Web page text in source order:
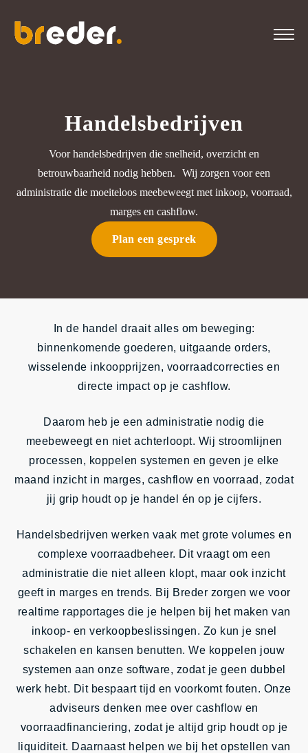
Oplossingen
Branches
Contact
Handelsbedrijven
Voor handelsbedrijven die snelheid, overzicht en
betrouwbaarheid nodig hebben. Wij zorgen voor een
administratie die moeiteloos meebeweegt met inkoop, voorraad,
marges en cashflow.
Plan een gesprek
In de handel draait alles om beweging:
binnenkomende goederen, uitgaande orders,
wisselende inkoopprijzen, voorraadcorrecties en
directe impact op je cashflow.
Daarom heb je een administratie nodig die
meebeweegt en niet achterloopt. Wij stroomlijnen
processen, koppelen systemen en geven je elke
maand inzicht in marges, cashflow en voorraad, zodat
jij grip houdt op je handel én op je cijfers.
Handelsbedrijven werken vaak met grote volumes en
complexe voorraadbeheer. Dit vraagt om een
administratie die niet alleen klopt, maar ook inzicht
geeft in marges en trends. Bij Breder zorgen we voor
realtime rapportages die je helpen bij het maken van
inkoop- en verkoopbeslissingen. Zo kun je snel
schakelen en kansen benutten. We koppelen jouw
systemen aan onze software, zodat je geen dubbel
werk hebt. Dit bespaart tijd en voorkomt fouten. Onze
adviseurs denken mee over cashflow en
voorraadfinanciering, zodat je altijd grip houdt op je
liquiditeit. Daarnaast helpen we bij het opstellen van